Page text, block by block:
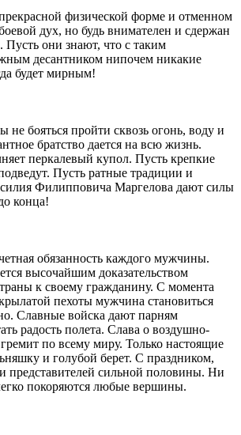
физической форме и отменном
дух, но будь внимателен и сдержан
они знают, что с таким
десантником нипочем никакие
будет мирным!
бояться пройти сквозь огонь, воду и
братство дается на всю жизнь.
перкалевый купол. Пусть крепкие
Пусть ратные традиции и
Филипповича Маргелова дают силы
конца!
обязанность каждого мужчины.
высочайшим доказательством
к своему гражданину. С момента
пехоты мужчина становиться
Славные войска дают парням
радость полета. Слава о воздушно-
по всему миру. Только настоящие
и голубой берет. С праздником,
представителей сильной половины. Ни
покоряются любые вершины.